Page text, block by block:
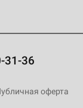
31-36
оферта